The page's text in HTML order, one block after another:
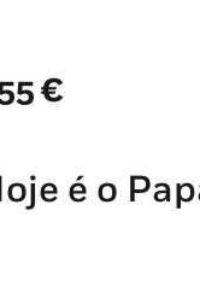
€.
€
é:
9,55 €.
é o